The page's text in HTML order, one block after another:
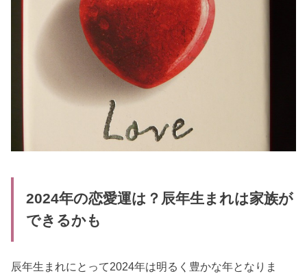
2024年の恋愛運は？辰年生まれは家族が
できるかも
辰年生まれにとって2024年は明るく豊かな年となりま